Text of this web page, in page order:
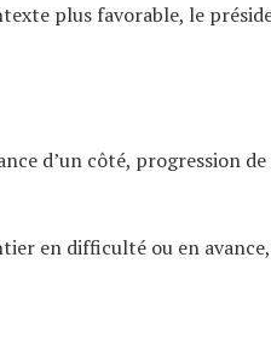
plus favorable, le
d’un côté, progression
en difficulté ou en